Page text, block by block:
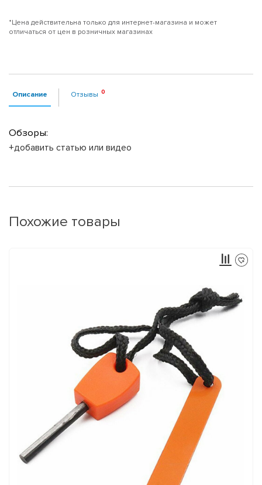
*Цена действительна только для интернет-магазина и может
отличаться от цен в розничных магазинах
Описание Отзывы
Обзоры:
+добавить статью или видео
Похожие товары